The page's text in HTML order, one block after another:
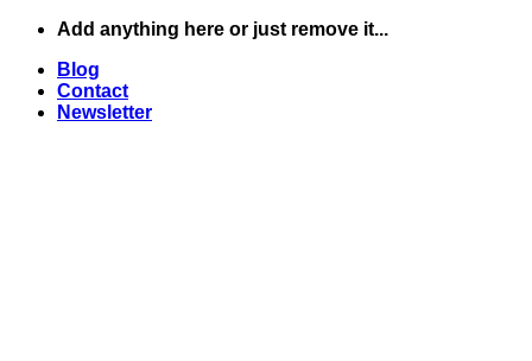
Skip
content
Add anything here or just remove it...
Blog
Contact
Newsletter